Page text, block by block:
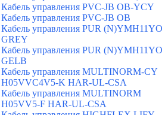
Кабель управления PVC-JB OB-YCY
Кабель управления PVC-JB OB
Кабель управления PUR (N)YMH11YO
GREY
Кабель управления PUR (N)YMH11YO
GELB
Кабель управления MULTINORM-CY
H05VVC4V5-K HAR-UL-CSA
Кабель управления MULTINORM
H05VV5-F HAR-UL-CSA